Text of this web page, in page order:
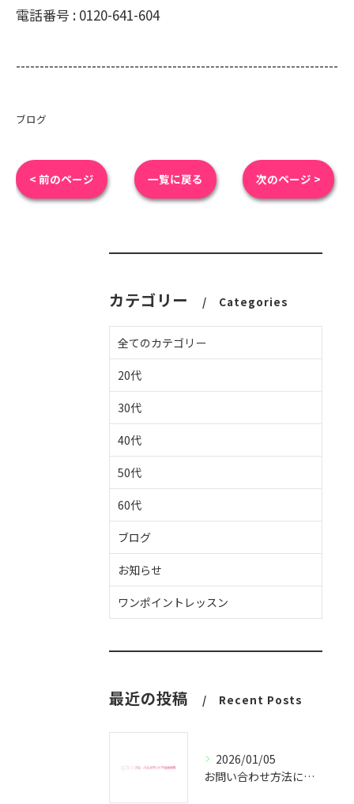
電話番号 : 0120-641-604
--------------------------------------------------------------------
ブログ
< 前のページ 一覧に戻る 次のページ >
カテゴリー Categories
全てのカテゴリー
20代
30代
40代
50代
60代
ブログ
お知らせ
ワンポイントレッスン
最近の投稿 Recent Posts
2026/01/05
お問い合わせ方法についてのご案内